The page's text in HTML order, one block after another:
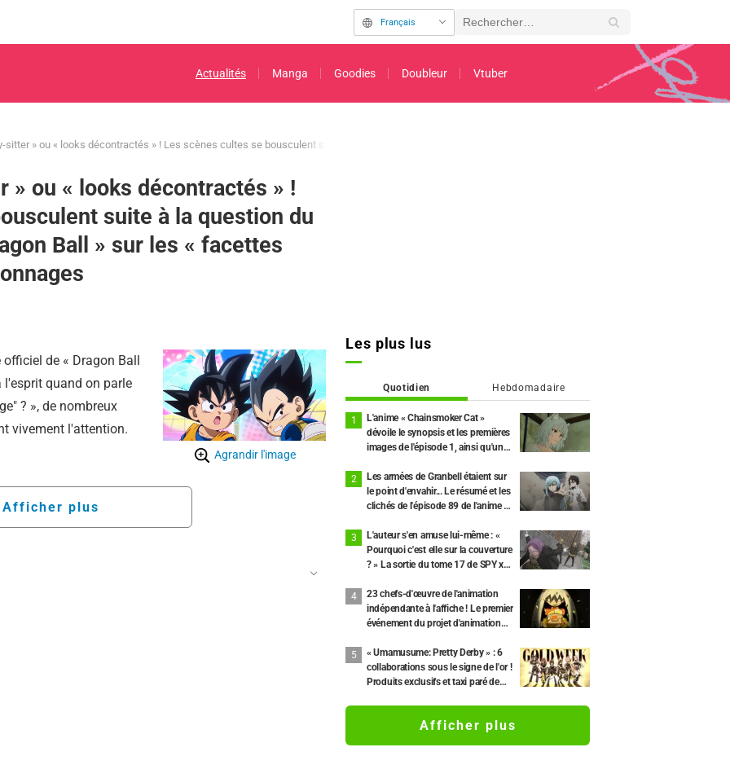
Français
Actualités Manga Goodies Doubleur Vtuber
sitter » ou « looks décontractés » ! Les scènes cultes se bousculent suite à la question du compte officiel de « Dragon Ball » sur les « facettes inattendues »
» ou « looks décontractés » !
suite à la question du
Ball » sur les « facettes
Agrandir l'image
de « Dragon Ball
l'esprit quand on parle
? », de nombreux
vivement l'attention.
Afficher plus
Les plus lus
Quotidien Hebdomadaire
L'anime « Chainsmoker Cat »
dévoile le synopsis et les premières
images de l'épisode 1, ainsi qu'une
propriétaire)
Les armées de Granbell étaient sur
le point d'envahir... Le résumé et les
clichés de l'épisode 89 de l'anime «
Slime Saison 4 » dévoilés
L'auteur s'en amuse lui-même : «
Pourquoi c'est elle sur la couverture
? » La sortie du tome 17 de SPY x
Madame Tonitrus » font le buzz.
23 chefs-d'œuvre de l'animation
indépendante à l'affiche ! Le premier
événement du projet d'animation
« Umamusume: Pretty Derby » : 6
collaborations sous le signe de l'or !
Produits exclusifs et taxi paré de
Afficher plus